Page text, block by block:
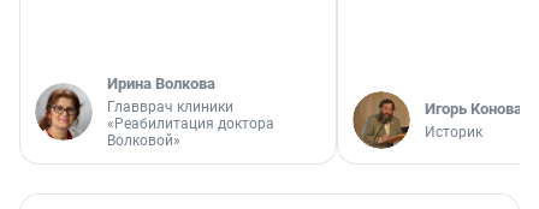
Ирина Волкова
Главврач клиники
«Реабилитация доктора
Волковой»
Игорь
Историк